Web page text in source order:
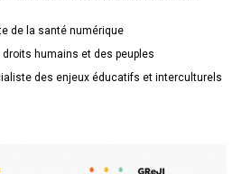
de la santé numérique
humains et des peuples
des enjeux éducatifs et interculturels